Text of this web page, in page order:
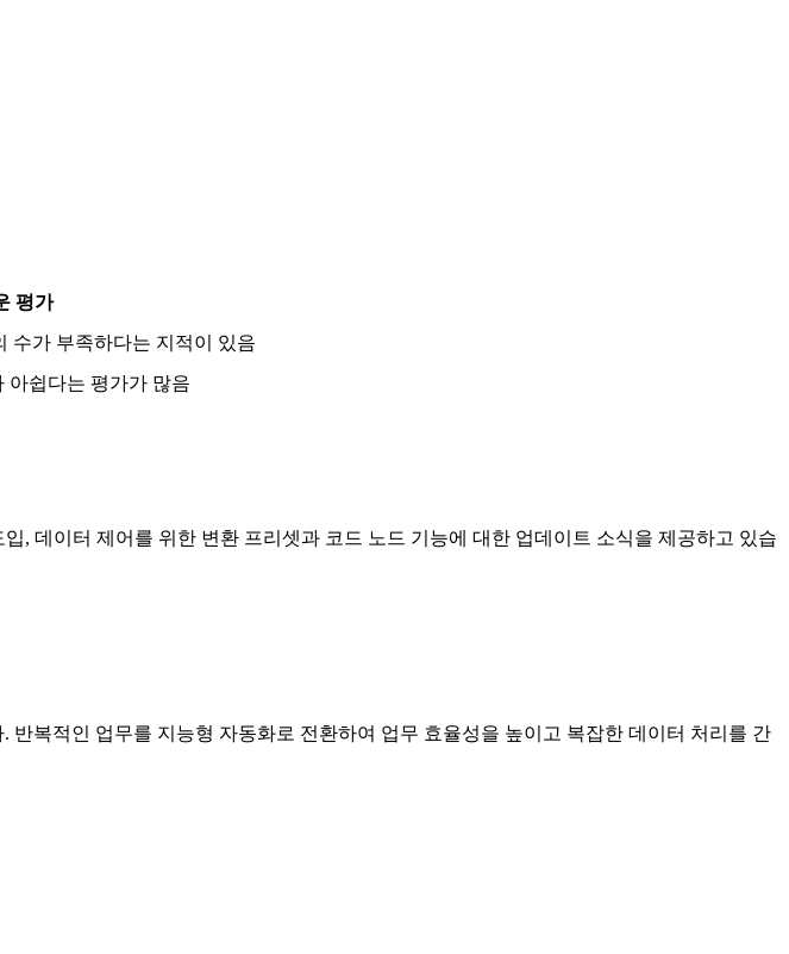
평가
수가 부족하다는 지적이 있음
아쉽다는 평가가 많음
, 데이터 제어를 위한 변환 프리셋과 코드 노드 기능에 대한 업데이트 소식을 제공하고 있습
복적인 업무를 지능형 자동화로 전환하여 업무 효율성을 높이고 복잡한 데이터 처리를 간